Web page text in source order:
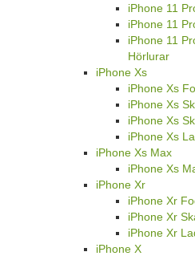
iPhone 11
iPhone 11
iPhone 11
Hörlurar
iPhone Xs
iPhone Xs
iPhone Xs
iPhone Xs
iPhone Xs
iPhone Xs Max
iPhone Xs
iPhone Xr
iPhone Xr
iPhone Xr
iPhone Xr
iPhone X